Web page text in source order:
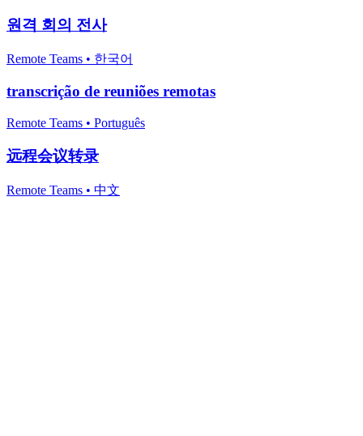
원격 회의 전사
Remote Teams • 한국어
transcrição de reuniões remotas
Remote Teams • Português
远程会议转录
Remote Teams • 中文